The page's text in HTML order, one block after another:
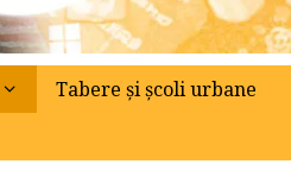
Tabere și școli urbane